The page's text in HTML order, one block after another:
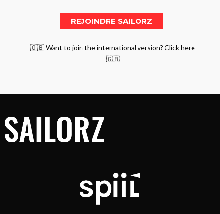
🇬🇧 Want to join the international version? Click here
🇬🇧